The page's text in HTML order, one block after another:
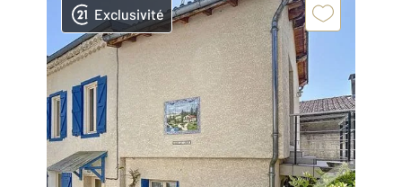
Exclusivité